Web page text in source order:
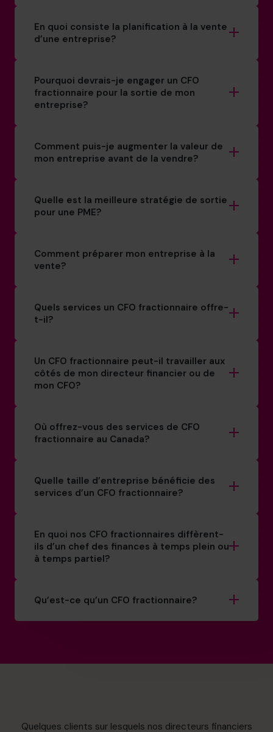
En quoi consiste la planification à la vente
d’une entreprise?
Pourquoi devrais-je engager un CFO
fractionnaire pour la sortie de mon
entreprise?
Comment puis-je augmenter la valeur de
mon entreprise avant de la vendre?
Quelle est la meilleure stratégie de sortie
pour une PME?
Comment préparer mon entreprise à la
vente?
Quels services un CFO fractionnaire offre-
t-il?
Un CFO fractionnaire peut-il travailler aux
côtés de mon directeur financier ou de
mon CFO?
Où offrez-vous des services de CFO
fractionnaire au Canada?
Quelle taille d’entreprise bénéficie des
services d’un CFO fractionnaire?
En quoi nos CFO fractionnaires diffèrent-
ils d’un chef des finances à temps plein ou
à temps partiel?
Qu’est-ce qu’un CFO fractionnaire?
Quelques clients sur lesquels nos directeurs financiers